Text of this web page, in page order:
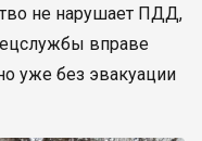
не нарушает ПДД,
вправе
уже без эвакуации